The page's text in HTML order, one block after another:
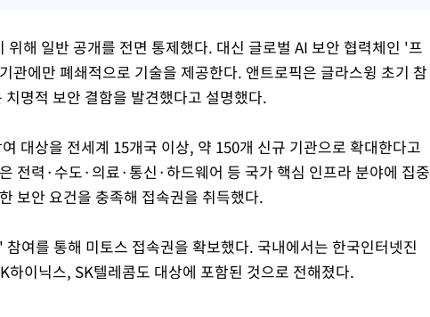
위해 일반 공개를 전면 통제했다. 대신 글로벌 AI 보안 협력체인 '프
관에만 폐쇄적으로 기술을 제공한다. 앤트로픽은 글라스윙 초기 참
명적 보안 결함을 발견했다고 설명했다.
대상을 전세계 15개국 이상, 약 150개 신규 기관으로 확대한다고
전력·수도·의료·통신·하드웨어 등 국가 핵심 인프라 분야에 집중
보안 요건을 충족해 접속권을 취득했다.
여를 통해 미토스 접속권을 확보했다. 국내에서는 한국인터넷진
하이닉스, SK텔레콤도 대상에 포함된 것으로 전해졌다.